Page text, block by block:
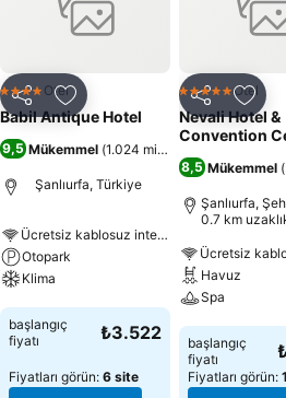
Paylaş Favorilerime ekle
4 Yıldız Otel
Babil Antique Hotel
9,5 Mükemmel (1.024 misafir puanı
Şanlıurfa, Türkiye
Ücretsiz kablosuz internet
Otopark
Klima
Fiyatları görün
başlangıç
fiyatı
₺3.522
Fiyatları görün: 6 site
Paylaş
5 Yıldız Otel
Nevali Hotel &
Convention
8,5 Mükemmel (
Şanlıurfa,
0.7 km
Havuz
Spa
Fiyatları
başlangıç
fiyatı
Fiyatları görün: